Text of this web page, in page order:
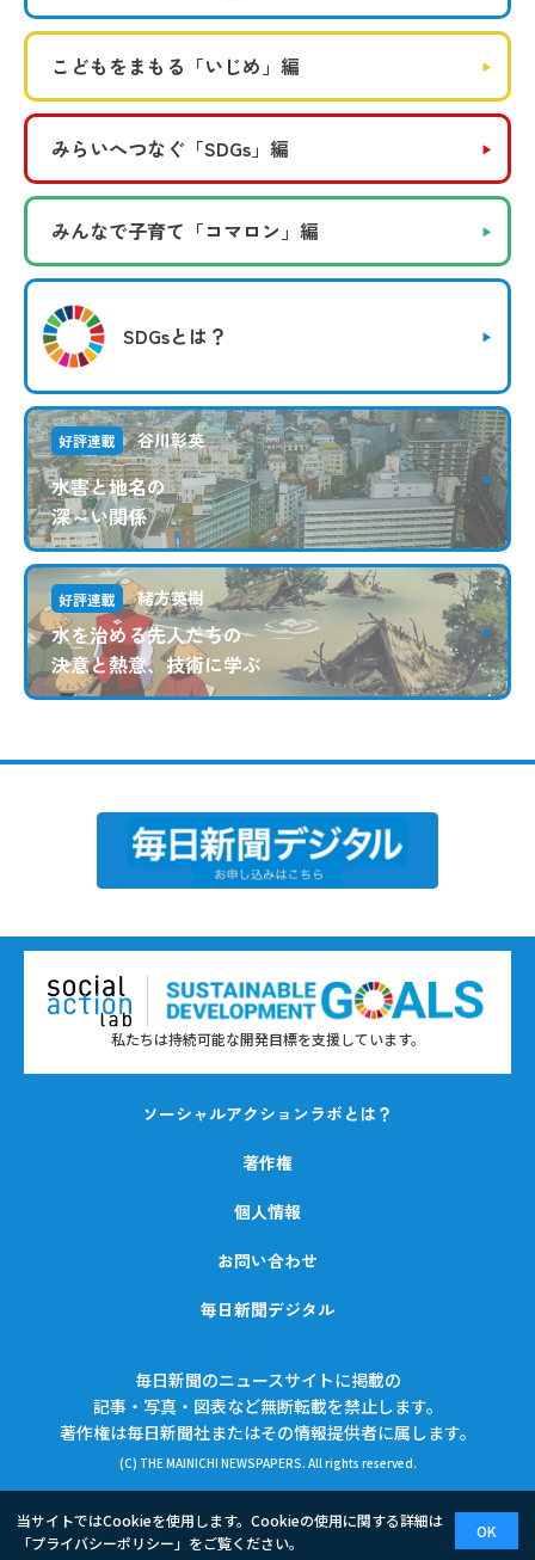
当サイトではCookieを使用します。Cookieの使用に関する詳細は
「プライバシーポリシー 」をご覧ください。
OK
こどもをまもる 「いじめ」編
みらいへつなぐ 「SDGs」編
みんなで子育て 「コマロン」編
SDGsとは？
好評連載 谷川彰英
水害と地名の
深～い関係
好評連載 緒方英樹
水を治める先人たちの
決意と熱意、技術に学ぶ
私たちは持続可能な開発目標を支援しています。
ソーシャルアクションラボとは？
著作権
個人情報
お問い合わせ
毎日新聞デジタル
毎日新聞のニュースサイトに掲載の
記事・写真・図表など無断転載を禁止します。
著作権は毎日新聞社またはその情報提供者に属します。
(C) THE MAINICHI NEWSPAPERS. All rights reserved.